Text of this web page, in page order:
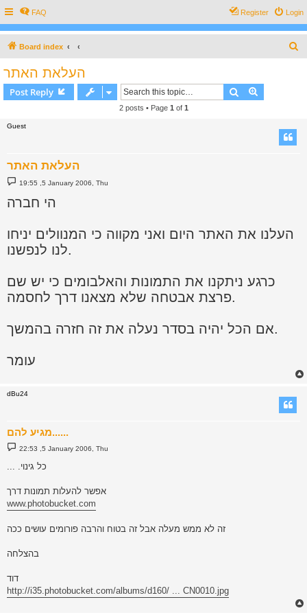
FAQ Login
Register
Board index
העלאת האתר
Post Reply Search
2 posts • Page 1 of 1
Guest
העלאת האתר
P
o
19:55 ,5 January 2006, Thu
הי חברה
העלנו את האתר היום ואני מקווה כי המנוולים יניחו
לנו לנפשנו.
כרגע ניתקנו את התמונות והאלבומים כי יש שם
פרצת אבטחה שלא מצאנו דרך לחסמה.
אם הכל יהיה בסדר נעלה את זה חזרה בהמשך.
עומר
dBu24
מגיע להם......
P
o
t
22:53 ,5 January 2006, Thu
... .כל גינוי
אפשר להעלות תמונות דרך
www.photobucket.com
זה לא ממש מעלה אבל זה בטוח והרבה פורומים עושים ככה
בהצלחה
דוד
http://i35.photobucket.com/albums/d160/ ... CN0010.jpg